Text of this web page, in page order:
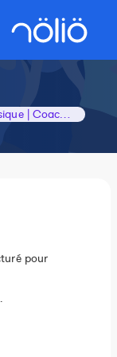
Coach running & préparation physique | Coaching en ligne & présentiel
pour